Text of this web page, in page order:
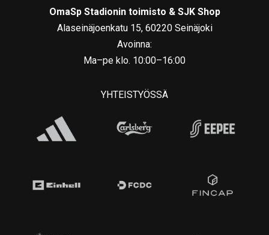
OmaSp Stadionin toimisto & SJK Shop
Alaseinäjoenkatu 15, 60220 Seinäjoki
Avoinna:
Ma–pe klo. 10:00–16:00
YHTEISTYÖSSÄ